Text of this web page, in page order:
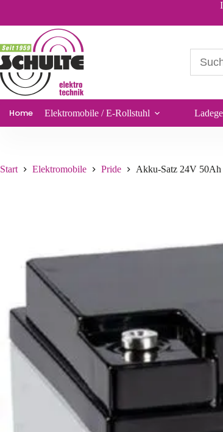
Home Elektromobile / E-Rollstuhl
Start Elektromobile Pride Akku-Satz 24V